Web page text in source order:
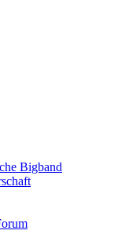
Bigband